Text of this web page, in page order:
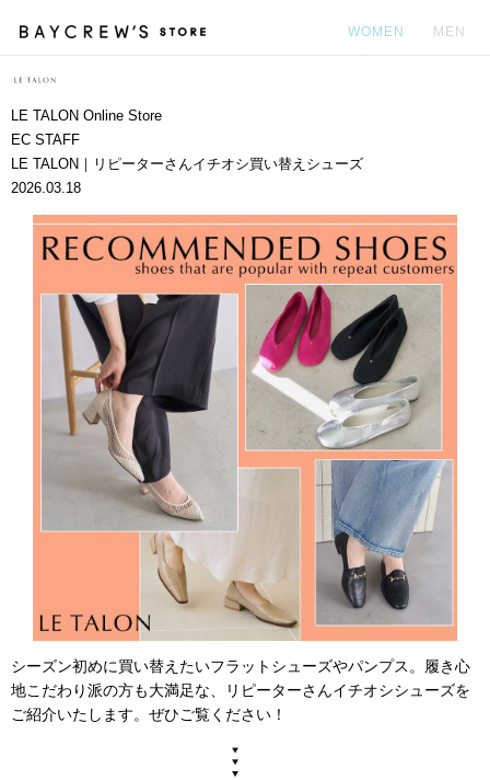
WOMEN MEN
LE TALON Online Store
EC STAFF
LE TALON｜リピーターさんイチオシ買い替えシューズ
2026.03.18
シーズン初めに買い替えたいフラットシューズやパンプス。履き心
地こだわり派の方も大満足な、リピーターさんイチオシシューズを
ご紹介いたします。ぜひご覧ください！